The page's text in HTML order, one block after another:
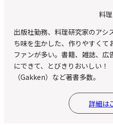
料
出版社勤務、料理研究家のアシ
ち味を生かした、作りやすくて
ファンが多い。書籍、雑誌、
にできて、とびきりおいしい！
（Gakken）など著書多数。
詳細は